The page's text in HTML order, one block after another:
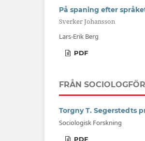
På spaning efter
Sverker Johansson
Lars-Erik Berg
PDF
FRÅN
Torgny T. Segerstedts
Sociologisk Forskning
PDF